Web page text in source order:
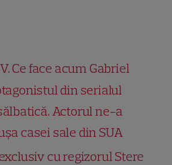
Ce face acum Gabriel
din serialul
Actorul ne-a
casei sale din SUA
cu regizorul Stere